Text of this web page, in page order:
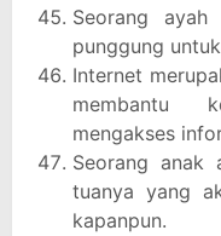
Seorang
punggung
Internet
membantu
mengakses
Seorang anak
tuanya yang
kapanpun.